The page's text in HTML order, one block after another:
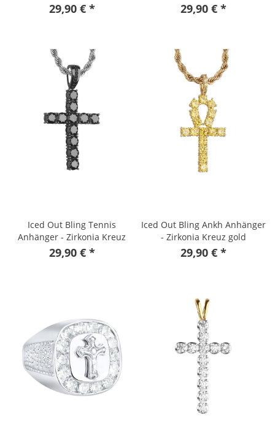
29,90 € * 29,90 € *
Iced Out Bling Tennis
Anhänger - Zirkonia Kreuz
schwarz
29,90 € *
Iced Out Bling Ankh Anhänger
- Zirkonia Kreuz gold
29,90 € *